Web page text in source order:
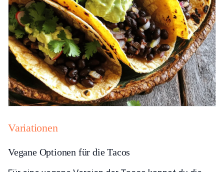
Variationen
Vegane Optionen für die Tacos